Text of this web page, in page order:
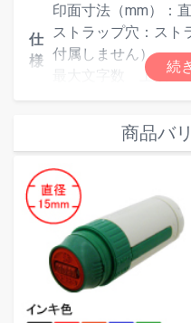
仕
様
印面寸法（mm）：
ストラップ穴：スト
付属しません）
最大文字数 上段
・翌日スタンプ専用
・翌日スタンプ専用
23
商品バ